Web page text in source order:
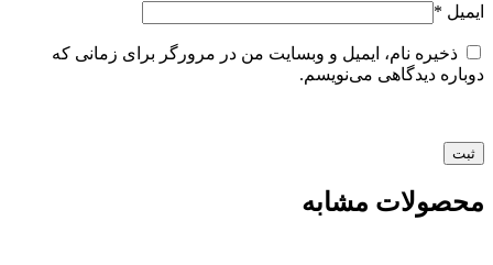
ایمیل *
ذخیره نام، ایمیل و وبسایت من در مرورگر برای زمانی که
دوباره دیدگاهی می‌نویسم.
محصولات مشابه